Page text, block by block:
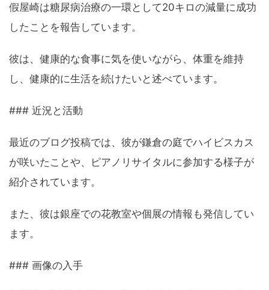
假屋崎は糖尿病治療の一環として20キロの減量に成功
したことを報告しています。
彼は、健康的な食事に気を使いながら、体重を維持
し、健康的に生活を続けたいと述べています。
### 近況と活動
最近のブログ投稿では、彼が鎌倉の庭でハイビスカス
が咲いたことや、ピアノリサイタルに参加する様子が
紹介されています。
また、彼は銀座での花教室や個展の情報も発信してい
ます。
### 画像の入手